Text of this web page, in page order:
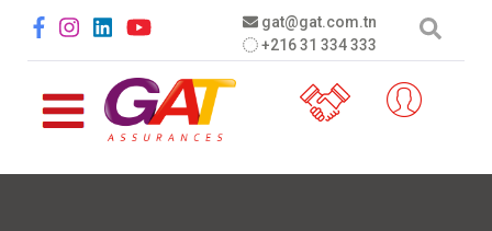
gat@gat.com.tn
+216 31 334 333
Social menu